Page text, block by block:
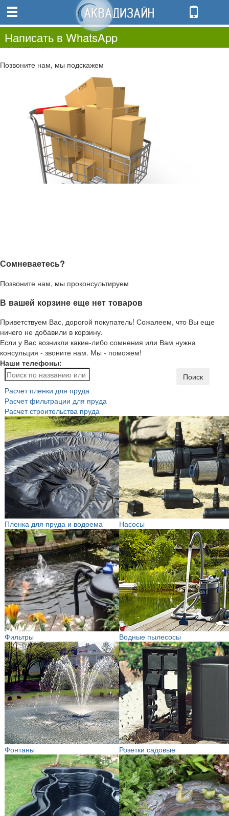
0.00
0
Не нашли?
Позвоните нам, мы подскажем
Сомневаетесь?
Позвоните нам, мы проконсультируем
В вашей корзине еще нет товаров
Приветствуем Вас, дорогой покупатель! Сожалеем, что Вы еще
ничего не добавили в корзину.
Если у Вас возникли какие-либо сомнения или Вам нужна
консульция - звоните нам. Мы - поможем!
Наши телефоны:
Написать в WhatsApp
Поиск
Расчет пленки для пруда
Расчет фильтрации для пруда
Расчет строительства пруда
Пленка для пруда и водоема Насосы
Фильтры Водные пылесосы
Фонтаны Розетки садовые